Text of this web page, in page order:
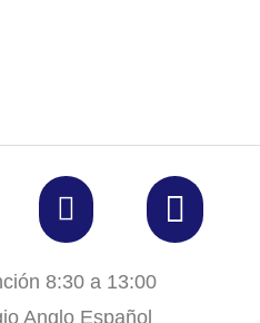
8:30 a 13:00
Anglo Español